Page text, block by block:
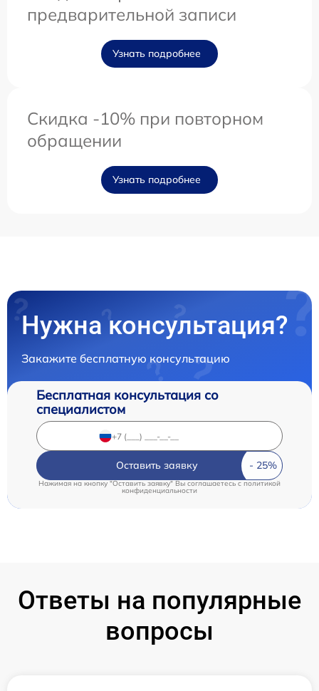
предварительной записи
Узнать подробнее
Скидка -10% при повторном
обращении
Узнать подробнее
Нужна консультация?
Закажите бесплатную консультацию
Бесплатная консультация со
специалистом
Оставить заявку
Нажимая на кнопку "Оставить заявку" Вы соглашаетесь c политикой
конфиденциальности
Ответы на популярные
вопросы